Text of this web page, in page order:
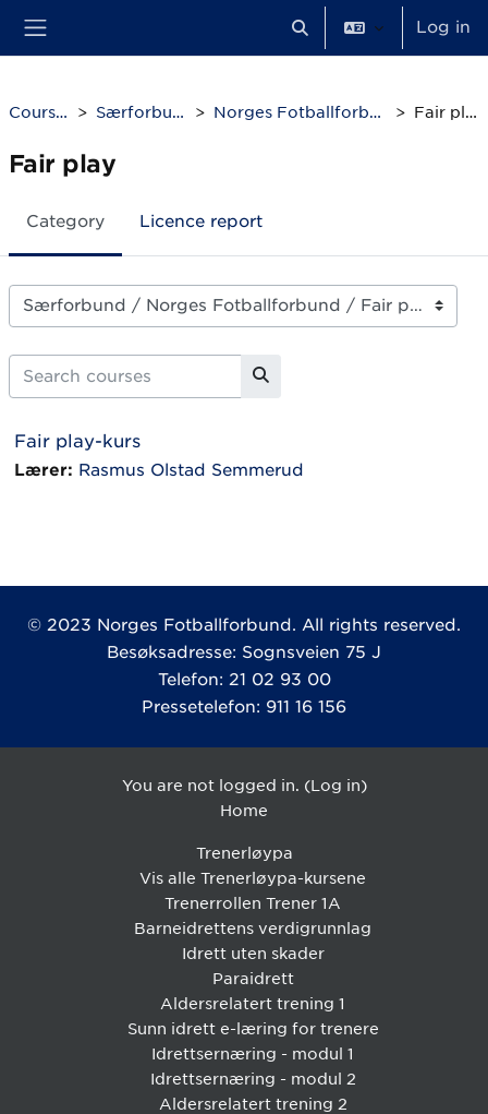
Toggle search input
Log in
Courses Særforbund Norges Fotballforbund Fair play
Fair play
Category Licence report
Course categories
Search courses
Fair play-kurs
Lærer: Rasmus Olstad Semmerud
© 2023 Norges Fotballforbund. All rights reserved.
Besøksadresse: Sognsveien 75 J
Telefon: 21 02 93 00
Pressetelefon: 911 16 156
You are not logged in. (Log in)
Home
Trenerløypa
Vis alle Trenerløypa-kursene
Trenerrollen Trener 1A
Barneidrettens verdigrunnlag
Idrett uten skader
Paraidrett
Aldersrelatert trening 1
Sunn idrett e-læring for trenere
Idrettsernæring - modul 1
Idrettsernæring - modul 2
Aldersrelatert trening 2